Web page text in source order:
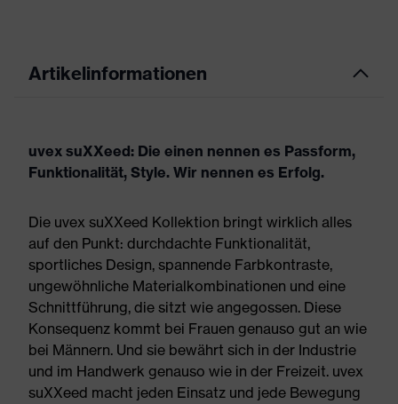
Artikelinformationen
uvex suXXeed: Die einen nennen es Passform,
Funktionalität, Style. Wir nennen es Erfolg.
Die uvex suXXeed Kollektion bringt wirklich alles
auf den Punkt: durchdachte Funktionalität,
sportliches Design, spannende Farbkontraste,
ungewöhnliche Materialkombinationen und eine
Schnittführung, die sitzt wie angegossen. Diese
Konsequenz kommt bei Frauen genauso gut an wie
bei Männern. Und sie bewährt sich in der Industrie
und im Handwerk genauso wie in der Freizeit. uvex
suXXeed macht jeden Einsatz und jede Bewegung